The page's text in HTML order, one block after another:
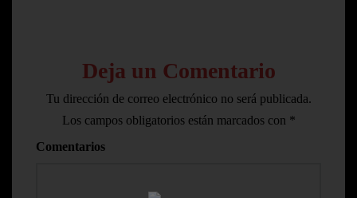
Deja un Comentario
Tu dirección de correo electrónico no será publicada.
Los campos obligatorios están marcados con *
Comentarios